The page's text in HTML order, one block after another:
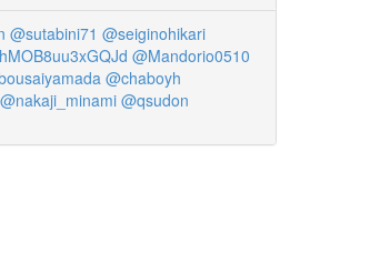
@sutabini71 @seiginohikari
@Mandorio0510
@chaboyh
@nakaji_minami @qsudon